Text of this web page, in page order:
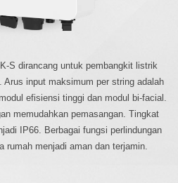
S dirancang untuk pembangkit listrik
Arus input maksimum per string adalah
efisiensi tinggi dan modul bi-facial.
memudahkan pemasangan. Tingkat
IP66. Berbagai fungsi perlindungan
rumah menjadi aman dan terjamin.